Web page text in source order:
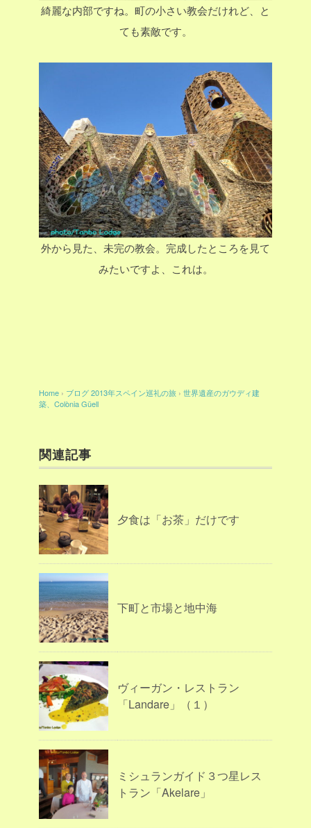
綺麗な内部ですね。町の小さい教会だけれど、と
ても素敵です。
外から見た、未完の教会。完成したところを見て
みたいですよ、これは。
Home › ブログ2013年スペイン巡礼の旅 › 世界遺産のガウディ建
築、Colònia Güell
関連記事
夕食は「お茶」だけです
下町と市場と地中海
ヴィーガン・レストラン
「Landare」（１）
ミシュランガイド３つ星レス
トラン「Akelare」